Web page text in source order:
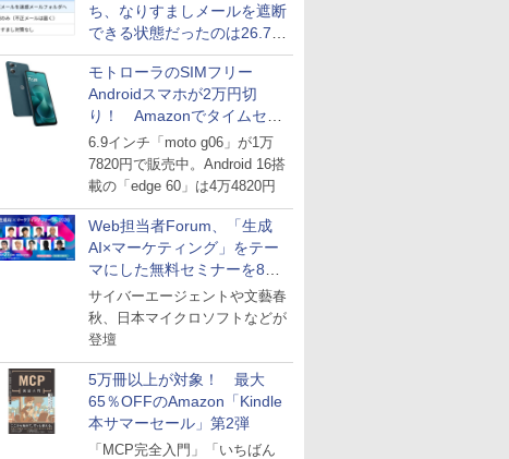
ち、なりすましメールを遮断
できる状態だったのは26.7％
にとどまる～GMOブランド
セキュリティ調査
モトローラのSIMフリー
Androidスマホが2万円切
り！ Amazonでタイムセー
ル
6.9インチ「moto g06」が1万
7820円で販売中。Android 16搭
載の「edge 60」は4万4820円
Web担当者Forum、「生成
AI×マーケティング」をテー
マにした無料セミナーを8月
27日にオンライン開催
サイバーエージェントや文藝春
秋、日本マイクロソフトなどが
登壇
5万冊以上が対象！ 最大
65％OFFのAmazon「Kindle
本サマーセール」第2弾
「MCP完全入門」「いちばん